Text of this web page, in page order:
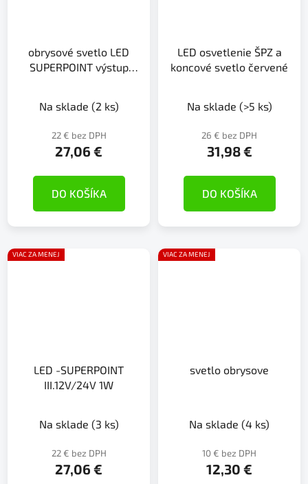
obrysové svetlo LED
SUPERPOINT výstup
Na sklade (2 ks)
22 € bez DPH
27,06 €
DO KOŠÍKA
LED osvetlenie ŠPZ a
koncové svetlo červené
Na sklade (>5 ks)
26 € bez DPH
31,98 €
DO KOŠÍKA
VIAC ZA MENEJ
LED -SUPERPOINT
III.12V/24V 1W
Na sklade (3 ks)
22 € bez DPH
27,06 €
VIAC ZA MENEJ
svetlo obrysove
Na sklade (4 ks)
10 € bez DPH
12,30 €